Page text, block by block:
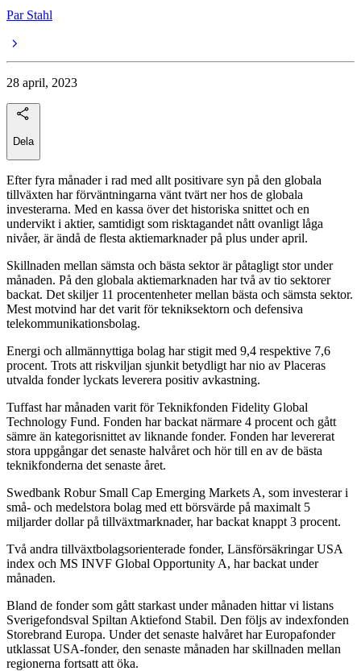
Par Stahl
28 april, 2023
Dela
Efter fyra månader i rad med allt positivare syn på den globala
tillväxten har förväntningarna vänt tvärt ner hos de globala
investerarna. Med en kassa över det historiska snittet och en
undervikt i aktier, samtidigt som risktagandet nått ovanligt låga
nivåer, är ändå de flesta aktiemarknader på plus under april.
Skillnaden mellan sämsta och bästa sektor är påtagligt stor under
månaden. På den globala aktiemarknaden har två av tio sektorer
backat. Det skiljer 11 procentenheter mellan bästa och sämsta sektor.
Mest motvind har det varit för tekniksektorn och defensiva
telekommunikationsbolag.
Energi och allmännyttiga bolag har stigit med 9,4 respektive 7,6
procent. Trots att riskviljan sjunkit betydligt har nio av Placeras
utvalda fonder lyckats leverera positiv avkastning.
Tuffast har månaden varit för Teknikfonden Fidelity Global
Technology Fund. Fonden har backat närmare 4 procent och gått
sämre än kategorisnittet av liknande fonder. Fonden har levererat
stora uppgångar det senaste halvåret och hör till en av de bästa
teknikfonderna det senaste året.
Swedbank Robur Small Cap Emerging Markets A, som investerar i
små- och medelstora bolag med ett börsvärde på maximalt 5
miljarder dollar på tillväxtmarknader, har backat knappt 3 procent.
Två andra tillväxtbolagsorienterade fonder, Länsförsäkringar USA
index och MS INVF Global Opportunity A, har backat under
månaden.
Bland de fonder som gått starkast under månaden hittar vi listans
Sverigefondsval Spiltan Aktiefond Stabil. Den följs av indexfonden
Storebrand Europa. Under det senaste halvåret har Europafonder
utklassat USA-fonder, den senaste månaden har skillnaden mellan
regionerna fortsatt att öka.